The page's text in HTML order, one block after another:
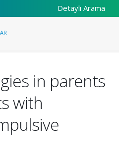
Detaylı Arama
in parents
with